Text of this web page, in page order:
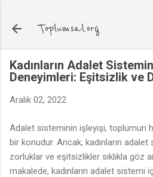
Toplumsal.org
Kadınların Adalet
Deneyimleri: Eşitsizlik ve
Aralık 02, 2022
Adalet sisteminin işleyişi, toplumun
bir konudur. Ancak, kadınların
zorluklar ve eşitsizlikler sıklıkla göz
makalede, kadınların adalet sistemi